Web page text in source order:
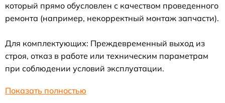
который прямо обусловлен с качеством проведенного
ремонта (например, некорректный монтаж запчасти).
Для комплектующих: Преждевременный выход из
строя, отказ в работе или техническим параметрам
при соблюдении условий эксплуатации.
Показать полностью